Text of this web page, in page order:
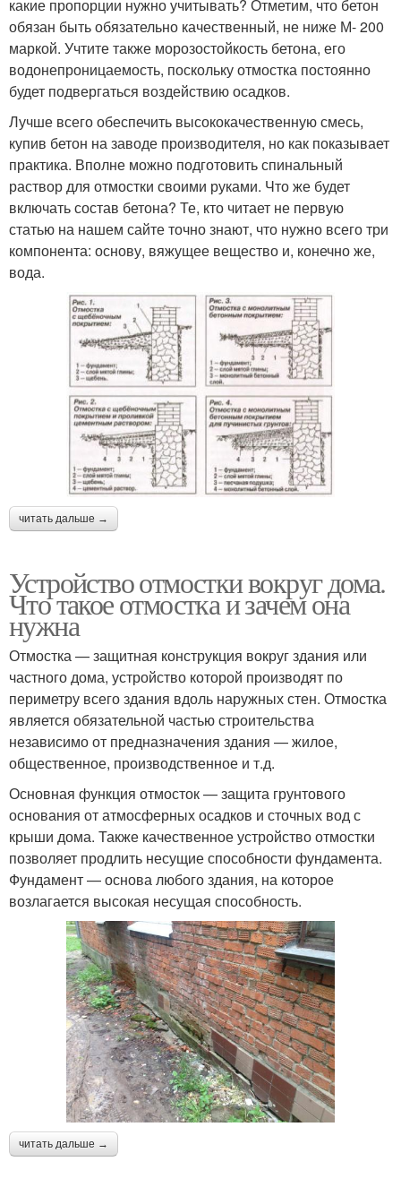
какие пропорции нужно учитывать? Отметим, что бетон
обязан быть обязательно качественный, не ниже М- 200
маркой. Учтите также морозостойкость бетона, его
водонепроницаемость, поскольку отмостка постоянно
будет подвергаться воздействию осадков.
Лучше всего обеспечить высококачественную смесь,
купив бетон на заводе производителя, но как показывает
практика. Вполне можно подготовить спинальный
раствор для отмостки своими руками. Что же будет
включать состав бетона? Те, кто читает не первую
статью на нашем сайте точно знают, что нужно всего три
компонента: основу, вяжущее вещество и, конечно же,
вода.
читать дальше →
Устройство отмостки вокруг дома.
Что такое отмостка и зачем она
нужна
Отмостка — защитная конструкция вокруг здания или
частного дома, устройство которой производят по
периметру всего здания вдоль наружных стен. Отмостка
является обязательной частью строительства
независимо от предназначения здания — жилое,
общественное, производственное и т.д.
Основная функция отмосток — защита грунтового
основания от атмосферных осадков и сточных вод с
крыши дома. Также качественное устройство отмостки
позволяет продлить несущие способности фундамента.
Фундамент — основа любого здания, на которое
возлагается высокая несущая способность.
читать дальше →